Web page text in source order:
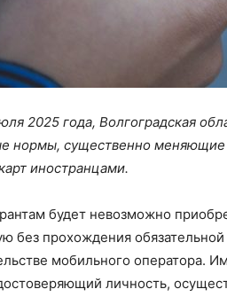
2025 года, Волгоградская
нормы, существенно меняющие
иностранцами.
будет невозможно
без прохождения
мобильного оператора.
личность,